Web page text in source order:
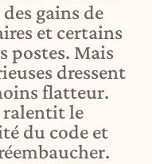
gains de
et certains
postes. Mais
dressent
flatteur.
ralentit le
du code et